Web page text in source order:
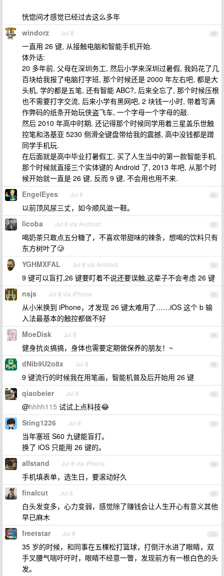
恍惚间才感觉已经过去这么多年
89
windorz Jul 8
一直用 26 键, 从接触电脑和智能手机开始.
体外话:
20 多年前, 父母在深圳务工, 然后小学来深圳过暑假, 我妈花了几
百块给我报了电脑打字班, 那个时候还是 2000 年左右吧, 都是大
头机, 学的都是五笔, 还有智能 ABC?, 后来全忘了, 那个时候压根
也不需要打字交流, 后来小学有黑网吧, 2 块钱一小时, 带着写满
作弊码的纸条开始玩侠盗飞车, 一个字母一个字母的敲.
然后 2010 年高中时期, 还记得那个时候同学用着三星盖乐世触
控笔和洛基亚 5230 侧滑全键盘带给我的震撼, 高中没钱都是蹭
同学手机玩.
在后面就是高中毕业打暑假工, 买了人生当中的第一款智能手机.
那个时候就直接三个实体键的 Android 了, 2013 年吧, 从那个时
候开始就一直是 26 键, 反而 9 键, 不会用也用不来.
90
EngelEyes Jul 8
以前顶风尿三丈，如今顺风滋一鞋。
91
licoba Jul 8 via Android
喝奶茶只敢点五分糖了，不喜欢带甜味的辣条，想喝的饮料只有
东方树叶了🥲
92
YGHMXFAL Jul 8 via Android
9 键可以盲打,26 键要盯着不说还要误触,这辈子不会考虑 26 键
93
nsjs Jul 8 via iPhone
从小米换到 iPhone，才发现 26 键太难用了……iOS 这个 b 输
入法最基本的触控都做不好
94
MoeDisk Jul 8
健身抗炎搞搞，身体也需要定期做保养的朋友！~
95
dNib9U2o8x Jul 8
9 键流行的时候我在用笔画，智能机普及后开始用 26 键
96
qiaobeier Jul 8
@hhhh115 试试上点科技😂
97
Sting1226 Jul 8
当年塞班 S60 九键能盲打。
换了 iOS 只能用 26 键的。
98
allstand Jul 8 via iPhone
手机填表单，选生日，要滚动好久
99
finalcut Jul 8
白头发变多，心力变弱，感觉除了赚钱会让人生开心有意义其他
早已麻木
100
freetstar Jul 8
35 岁的时候，和同事在五棵松打篮球，打倒汗水进了眼睛，双
手叉腰气喘吁吁时，眼睛不经意一瞥，发现前方有一根白色的头
发。